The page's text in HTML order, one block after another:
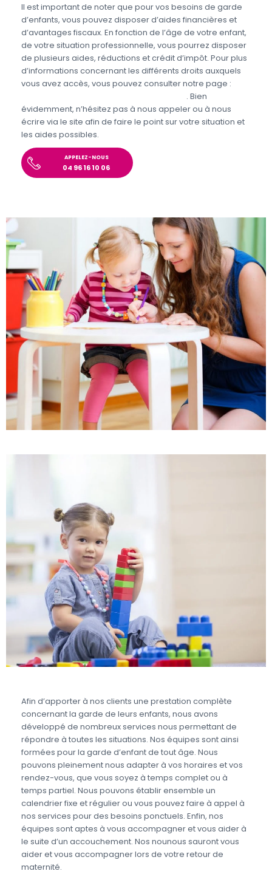
Il est important de noter que pour vos besoins de garde
d’enfants, vous pouvez disposer d’aides financières et
d’avantages fiscaux. En fonction de l’âge de votre enfant,
de votre situation professionnelle, vous pourrez disposer
de plusieurs aides, réductions et crédit d’impôt. Pour plus
d’informations concernant les différents droits auxquels
vous avez accès, vous pouvez consulter notre page :
. Bien
évidemment, n’hésitez pas à nous appeler ou à nous
écrire via le site afin de faire le point sur votre situation et
les aides possibles.
APPELEZ-NOUS
04 96 16 10 06
Afin d’apporter à nos clients une prestation complète
concernant la garde de leurs enfants, nous avons
développé de nombreux services nous permettant de
répondre à toutes les situations. Nos équipes sont ainsi
formées pour la garde d’enfant de tout âge. Nous
pouvons pleinement nous adapter à vos horaires et vos
rendez-vous, que vous soyez à temps complet ou à
temps partiel. Nous pouvons établir ensemble un
calendrier fixe et régulier ou vous pouvez faire à appel à
nos services pour des besoins ponctuels. Enfin, nos
équipes sont aptes à vous accompagner et vous aider à
le suite d’un accouchement. Nos nounous sauront vous
aider et vous accompagner lors de votre retour de
maternité.